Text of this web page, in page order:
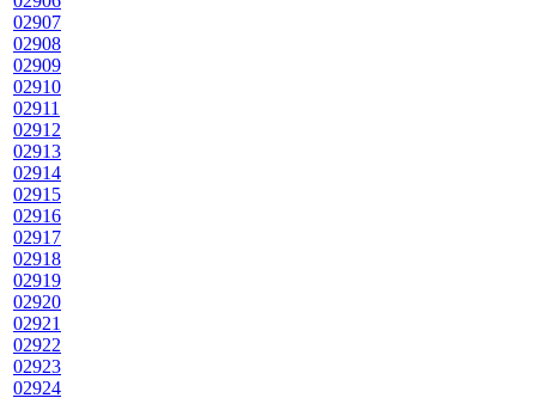
02907
02908
02909
02910
02911
02912
02913
02914
02915
02916
02917
02918
02919
02920
02921
02922
02923
02924